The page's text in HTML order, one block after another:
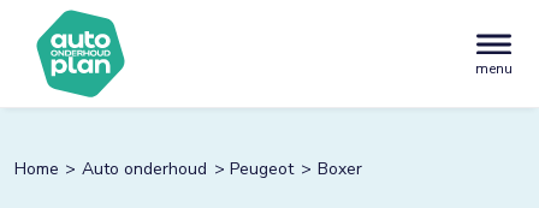
menu
Home Auto onderhoud Peugeot Boxer